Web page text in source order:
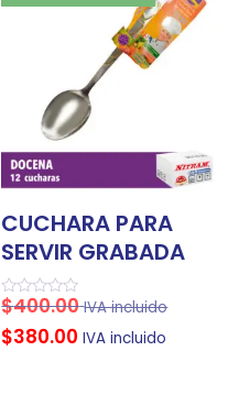
CUCHARA PARA
SERVIR GRABADA
Valorado
0
de
$400.00 IVA incluido
$380.00 IVA incluido